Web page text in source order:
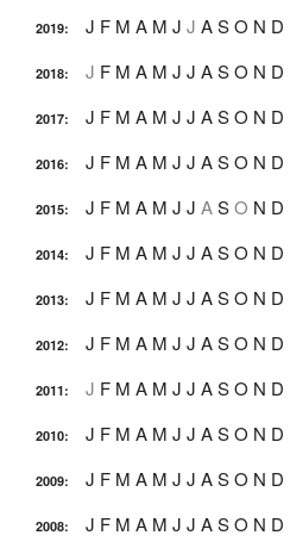
2019: J F M A M J J ASO N D
2018: J F M A M J J ASO N D
2017: J F M A M J J ASO N D
2016: J F M A M J J ASO N D
2015: J F M A M J J ASO N D
2014: J F M A M J J ASO N D
2013: J F M A M J J ASO N D
2012: J F M A M J J ASO N D
2011: J F M A M J J ASO N D
2010: J F M A M J J ASO N D
2009: J F M A M J J ASO N D
2008: J F M A M J J ASO N D